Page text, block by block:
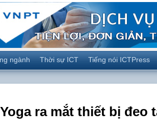
ngành Thời sự ICT Tiếng nói ICTPress
ra mắt thiết bị đeo